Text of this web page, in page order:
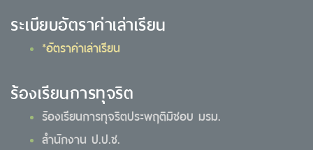
ระเบียบอัตราค่าเล่าเรียน
*อัตราค่าเล่าเรียน
ร้องเรียนการทุจริต
ร้องเรียนการทุจริตประพฤติมิชอบ มรม.
สำนักงาน ป.ป.ช.